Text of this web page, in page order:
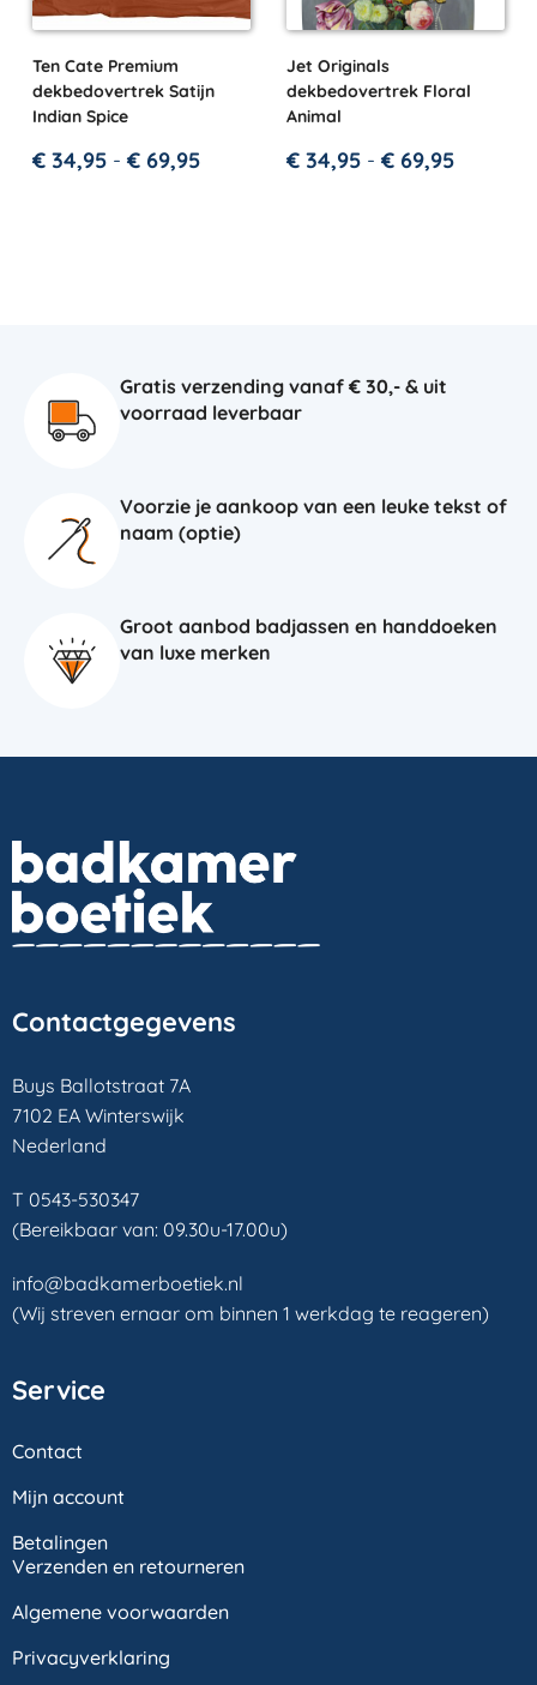
Ten Cate Premium
dekbedovertrek Satijn
Indian Spice
€ 34,95 - € 69,95
Jet Originals
dekbedovertrek Floral
Animal
€ 34,95 - € 69,95
Gratis verzending vanaf € 30,- & uit
voorraad leverbaar
Voorzie je aankoop van een leuke tekst of
naam (optie)
Groot aanbod badjassen en handdoeken
van luxe merken
Contactgegevens
Buys Ballotstraat 7A
7102 EA Winterswijk
Nederland
T 0543-530347
(Bereikbaar van: 09.30u-17.00u)
info@badkamerboetiek.nl
(Wij streven ernaar om binnen 1 werkdag te reageren)
Service
Contact
Mijn account
Betalingen
Verzenden en retourneren
Algemene voorwaarden
Privacyverklaring